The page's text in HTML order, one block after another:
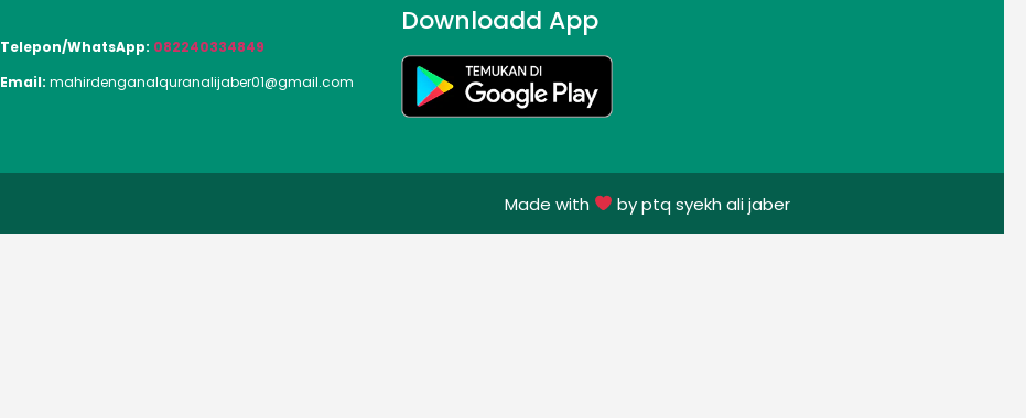
Telepon/WhatsApp: 082240334849
Email:mahirdenganalquranalijaber01@gmail.com
Downloadd App
Made with by ptq syekh ali jaber